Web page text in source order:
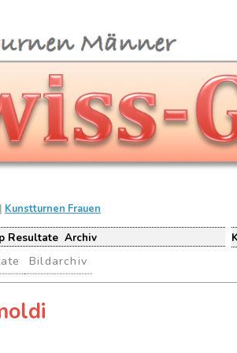
Kunstturnen Frauen
Resultate Archiv
Bildarchiv